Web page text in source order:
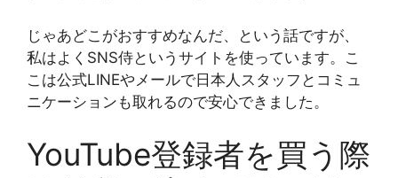
じゃあどこがおすすめなんだ、という話ですが、
私はよくSNS侍というサイトを使っています。こ
こは公式LINEやメールで日本人スタッフとコミュ
ニケーションも取れるので安心できました。
YouTube登録者を買う際